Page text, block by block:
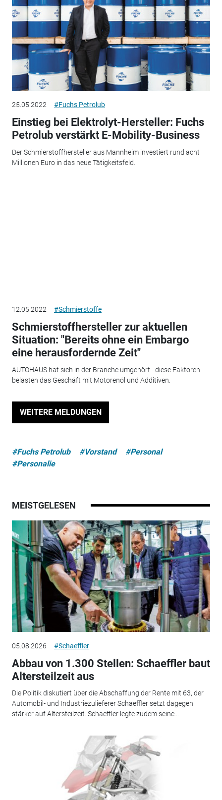
25.05.2022 #Fuchs Petrolub
Einstieg bei Elektrolyt-Hersteller: Fuchs
Petrolub verstärkt E-Mobility-Business
Der Schmierstoffhersteller aus Mannheim investiert rund acht
Millionen Euro in das neue Tätigkeitsfeld.
12.05.2022 #Schmierstoffe
Schmierstoffhersteller zur aktuellen
Situation: "Bereits ohne ein Embargo
eine herausfordernde Zeit"
AUTOHAUS hat sich in der Branche umgehört - diese Faktoren
belasten das Geschäft mit Motorenöl und Additiven.
WEITERE MELDUNGEN
#Fuchs Petrolub #Vorstand
#Personal
#Personalie
MEISTGELESEN
05.08.2026 #Schaeffler
Abbau von 1.300 Stellen: Schaeffler baut
Altersteilzeit aus
Die Politik diskutiert über die Abschaffung der Rente mit 63, der
Automobil- und Industriezulieferer Schaeffler setzt dagegen
stärker auf Altersteilzeit. Schaeffler legte zudem seine...